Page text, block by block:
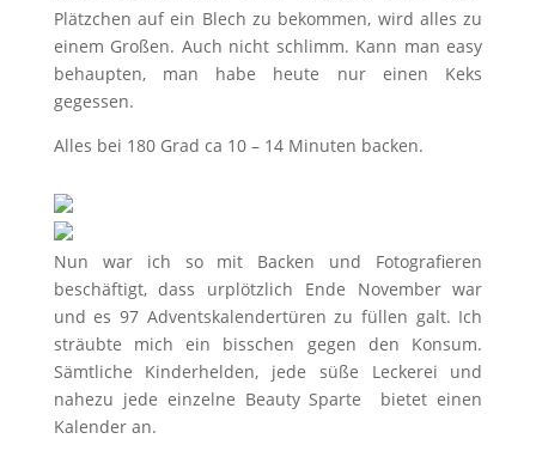
Plätzchen auf ein Blech zu bekommen, wird alles zu
einem Großen. Auch nicht schlimm. Kann man easy
behaupten, man habe heute nur einen Keks
gegessen.
Alles bei 180 Grad ca 10 – 14 Minuten backen.
Nun war ich so mit Backen und Fotografieren
beschäftigt, dass urplötzlich Ende November war
und es 97 Adventskalendertüren zu füllen galt. Ich
sträubte mich ein bisschen gegen den Konsum.
Sämtliche Kinderhelden, jede süße Leckerei und
nahezu jede einzelne Beauty Sparte bietet einen
Kalender an.